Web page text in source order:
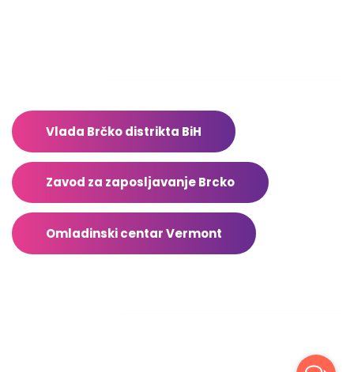
Vlada Brčko distrikta BiH
Zavod za zaposljavanje Brcko
Omladinski centar Vermont